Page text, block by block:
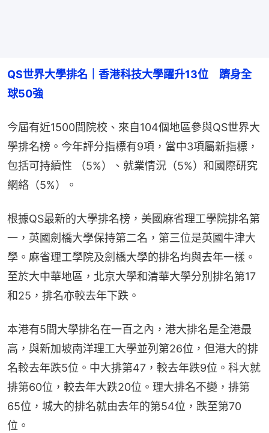
QS世界大學排名｜香港科技大學躍升13位　躋身全
球50強
今屆有近1500間院校、來自104個地區參與QS世界大
學排名榜。今年評分指標有9項，當中3項屬新指標，
包括可持續性 （5%）、就業情況（5%）和國際研究
網絡（5%）。
根據QS最新的大學排名榜，美國麻省理工學院排名第
一，英國劍橋大學保持第二名，第三位是英國牛津大
學。麻省理工學院及劍橋大學的排名均與去年一樣。
至於大中華地區，北京大學和清華大學分別排名第17
和25，排名亦較去年下跌。
本港有5間大學排名在一百之內，港大排名是全港最
高，與新加坡南洋理工大學並列第26位，但港大的排
名較去年跌5位。中大排第47，較去年跌9位。科大就
排第60位，較去年大跌20位。理大排名不變，排第
65位，城大的排名就由去年的第54位，跌至第70
位。